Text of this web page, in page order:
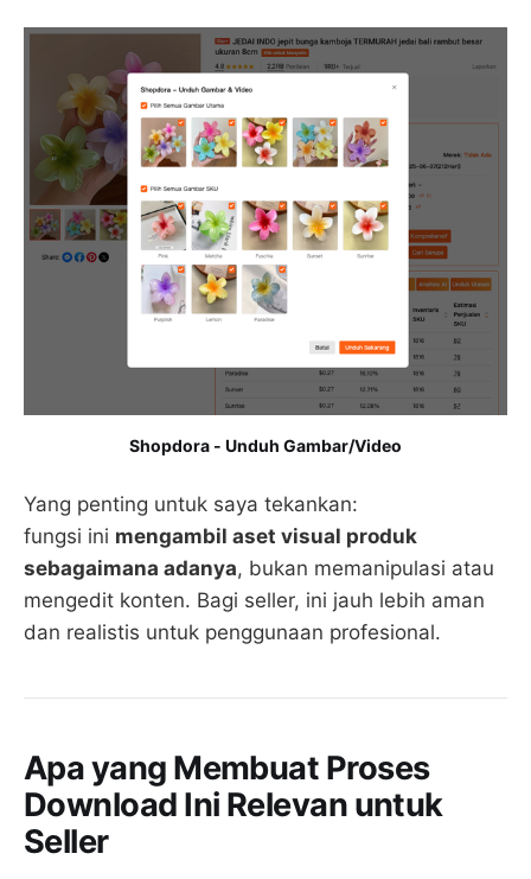
Shopdora - Unduh Gambar/Video
Yang penting untuk saya tekankan:
fungsi ini mengambil aset visual produk
sebagaimana adanya, bukan memanipulasi atau
mengedit konten. Bagi seller, ini jauh lebih aman
dan realistis untuk penggunaan profesional.
Apa yang Membuat Proses
Download Ini Relevan untuk
Seller